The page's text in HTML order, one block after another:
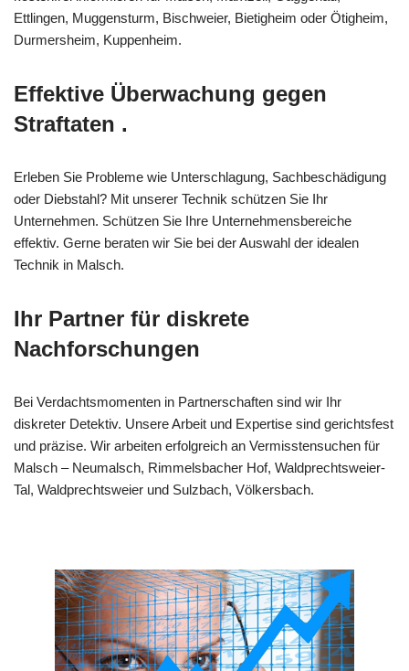
Ettlingen, Muggensturm, Bischweier, Bietigheim oder Ötigheim,
Durmersheim, Kuppenheim.
Effektive Überwachung gegen
Straftaten .
Erleben Sie Probleme wie Unterschlagung, Sachbeschädigung
oder Diebstahl? Mit unserer Technik schützen Sie Ihr
Unternehmen. Schützen Sie Ihre Unternehmensbereiche
effektiv. Gerne beraten wir Sie bei der Auswahl der idealen
Technik in Malsch.
Ihr Partner für diskrete
Nachforschungen
Bei Verdachtsmomenten in Partnerschaften sind wir Ihr
diskreter Detektiv. Unsere Arbeit und Expertise sind gerichtsfest
und präzise. Wir arbeiten erfolgreich an Vermisstensuchen für
Malsch – Neumalsch, Rimmelsbacher Hof, Waldprechtsweier-
Tal, Waldprechtsweier und Sulzbach, Völkersbach.